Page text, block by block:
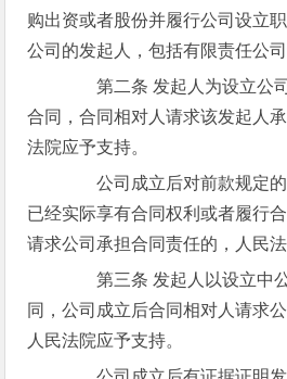
购出资或者股份并履行公司设立
公司的发起人，包括有限责任公司
第二条 发起人为设立公
合同，合同相对人请求该发起人
法院应予支持。
公司成立后对前款规定的
已经实际享有合同权利或者履行
请求公司承担合同责任的，人民法
第三条 发起人以设立中公
同，公司成立后合同相对人请求
人民法院应予支持。